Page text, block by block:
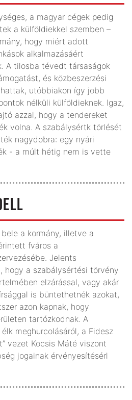
a magyar cégek pedig
a külföldiekkel szemben –
hogy miért adott
alkalmazásáért
A tilosba tévedt társaságok
és közbeszerzési
utóbbiakon így jobb
nélküli külföldieknek. Igaz,
azzal, hogy a tendereket
volna. A szabálysértk törlését
nagydobra: egy nyári
- a múlt hétig nem is vette
a kormány, illetve a
fváros a
Jelents
hogy a szabálysértési törvény
elzárással, vagy akár
is büntethetnék azokat,
azon kapnak, hogy
tartózkodnak. A
meghurcolásáról, a Fidesz
vezet Kocsis Máté viszont
jogainak érvényesítésérl